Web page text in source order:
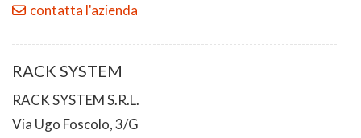
contatta l'azienda
RACK SYSTEM
RACK SYSTEM S.R.L.
Via Ugo Foscolo, 3/G